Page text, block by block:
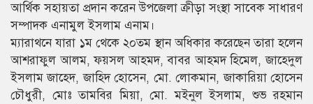
আর্থিক সহায়তা প্রদান করেন উপজেলা ক্রীড়া সংস্থা সাবেক সাধারণ
সম্পাদক এনামুল ইসলাম এনাম।
ম্যারাথনে যারা ১ম থেকে ২০তম স্থান অধিকার করেছেন তারা হলেন
আশরাফুল আলম, ফয়সল আহমদ, বাবর আহমদ হিমেল, জাহেদুল
ইসলাম জাহেদ, জাহিদ হোসেন, মো. লোকমান, জাকারিয়া হোসেন
চৌধুরী, মোঃ তামবির মিয়া, মো. মইনুল ইসলাম, শুভ রহমান